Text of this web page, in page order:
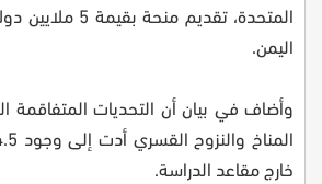
المتحدة، تقديم
اليمن.
وأضاف في بيان أن التحديات المتفاقمة
خارج مقاعد الدراسة.